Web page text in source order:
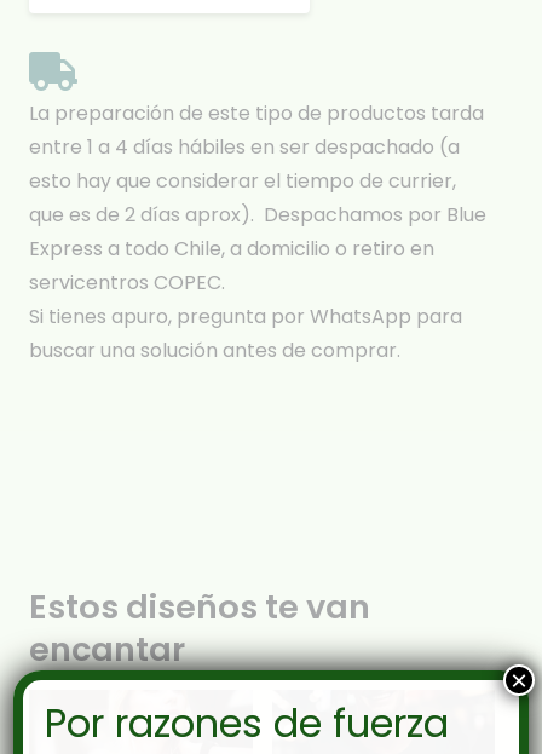
La preparación de este tipo de productos tarda
entre 1 a 4 días hábiles en ser despachado (a
esto hay que considerar el tiempo de currier,
que es de 2 días aprox). Despachamos por Blue
Express a todo Chile, a domicilio o retiro en
servicentros COPEC.
Si tienes apuro, pregunta por WhatsApp para
buscar una solución antes de comprar.
Estos diseños te van
encantar
Por razones de fuerza
×